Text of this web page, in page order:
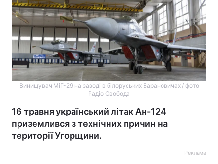
Винищувач МіГ-29 на заводі в білоруських Барановичах / фото
Радіо Свобода
16 травня український літак Ан-124
приземлився з технічних причин на
території Угорщини.
Реклама